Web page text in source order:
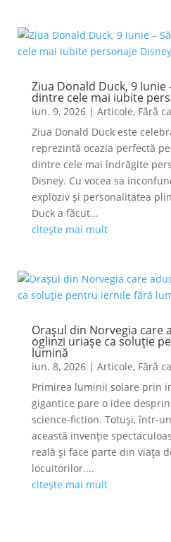
Ziua Donald Duck, 9
dintre cele mai iubite
iun. 9, 2026| Articole, Fără
Ziua Donald Duck este
reprezintă ocazia perfectă
dintre cele mai îndrăgite
Disney. Cu vocea sa
exploziv și personalitatea
Duck a făcut...
citește mai mult
Orașul din Norvegia care
oglinzi uriașe ca soluție
lumină
iun. 8, 2026| Articole, Fără
Primirea luminii solare prin
gigantice pare o idee
science-fiction. Totuși, într-
această invenție
reală și face parte din viața
locuitorilor....
citește mai mult